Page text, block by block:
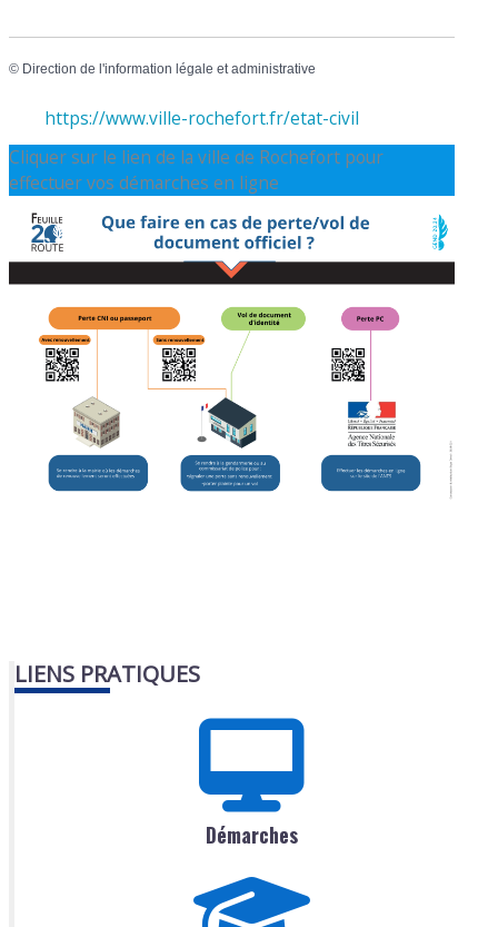
© Direction de l'information légale et administrative
https://www.ville-rochefort.fr/etat-civil
Cliquer sur le lien de la ville de Rochefort pour
effectuer vos démarches en ligne
LIENS PRATIQUES
Démarches